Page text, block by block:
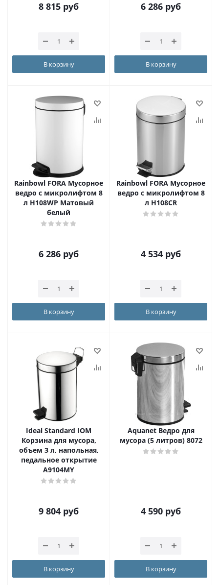
8 815 руб
В корзину
6 286 руб
В корзину
Rainbowl FORA Мусорное
ведро с микролифтом 8
л H108WP Матовый
белый
6 286 руб
В корзину
Rainbowl FORA Мусорное
ведро с микролифтом 8
л H108CR
4 534 руб
В корзину
Ideal Standard IOM
Корзина для мусора,
объем 3 л, напольная,
педальное открытие
A9104MY
9 804 руб
В корзину
Aquanet Ведро для
мусора (5 литров) 8072
4 590 руб
В корзину